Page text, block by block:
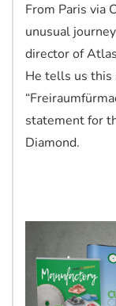
From Paris via
unusual
director of
He tells us this
statement for
Diamond.